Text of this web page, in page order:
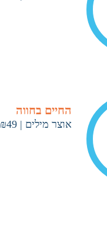
החיים בחווה
אוצר מילים |
₪49